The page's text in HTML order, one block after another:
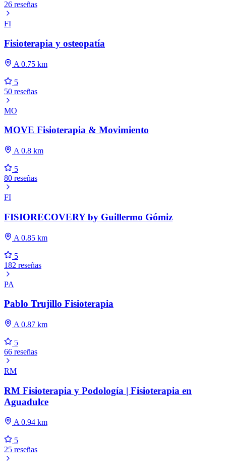
26 reseñas
FI
Fisioterapia y osteopatía
A 0.75 km
5
50 reseñas
MO
MOVE Fisioterapia & Movimiento
A 0.8 km
5
80 reseñas
FI
FISIORECOVERY by Guillermo Gómiz
A 0.85 km
5
182 reseñas
PA
Pablo Trujillo Fisioterapia
A 0.87 km
5
66 reseñas
RM
RM Fisioterapia y Podología | Fisioterapia en
Aguadulce
A 0.94 km
5
25 reseñas